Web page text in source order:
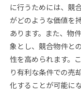
賢い売却
寝屋川市不動
売却プロ
寝屋川市
法的手続
税務関連の
に行うためには、競
がどのような価値を
あります。また、物
象とし、競合物件と
性を高められます。
り有利な条件での売
化することが可能にな